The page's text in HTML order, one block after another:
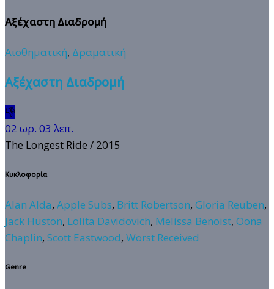
Αξέχαστη Διαδρομή
Αισθηματική, Δραματική
Αξέχαστη Διαδρομή
👎
02 ωρ. 03 λεπ.
The Longest Ride / 2015
Κυκλοφορία
Alan Alda, Apple Subs, Britt Robertson, Gloria Reuben,
Jack Huston, Lolita Davidovich, Melissa Benoist, Oona
Chaplin, Scott Eastwood, Worst Received
Genre